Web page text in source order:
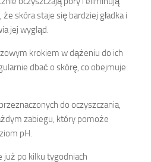
skóra staje się bardziej gładka i
jej wygląd.
krokiem w dążeniu do ich
dbać o skórę, co obejmuje:
do oczyszczania,
zabiegu, który pomoże
pH.
po kilku tygodniach